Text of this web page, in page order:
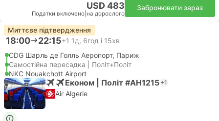
USD 483
Податки включено на дорослого
Забронювати зараз
Миттєве підтвердження
18:00 22:15+1 1д, 6год і 15хв
CDG Шарль де Голль Аеропорт, Париж
Самостійна пересадка | Політ+Політ
NKC Nouakchott Airport
Економ | Політ #AH1215 +1
Air Algerie